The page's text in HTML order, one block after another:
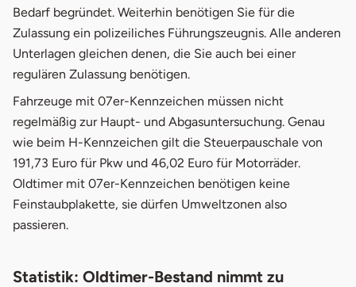
Bedarf begründet. Weiterhin benötigen Sie für die
Zulassung ein polizeiliches Führungszeugnis. Alle anderen
Unterlagen gleichen denen, die Sie auch bei einer
regulären Zulassung benötigen.
Fahrzeuge mit 07er-Kennzeichen müssen nicht
regelmäßig zur Haupt- und Abgasuntersuchung. Genau
wie beim H-Kennzeichen gilt die Steuerpauschale von
191,73 Euro für Pkw und 46,02 Euro für Motorräder.
Oldtimer mit 07er-Kennzeichen benötigen keine
Feinstaubplakette, sie dürfen Umweltzonen also
passieren.
Statistik: Oldtimer-Bestand nimmt zu